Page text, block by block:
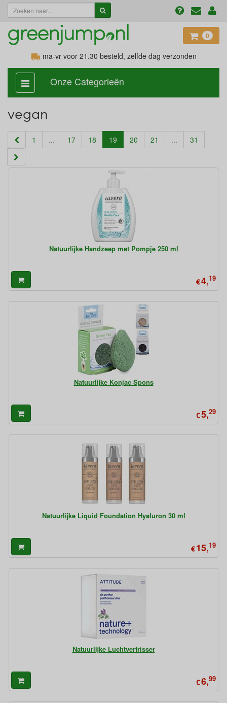
0
ma-vr voor 21.30 besteld, zelfde dag verzonden
categorie
aan,
Onze Categorieën
vegan
1 ... 17 18 19 (current)
20 21 ... 31
Natuurlijke Handzeep met Pompje 250 ml
€4,19
Natuurlijke Konjac Spons
€5,29
Natuurlijke Liquid Foundation Hyaluron 30 ml
€15,19
Natuurlijke Luchtverfrisser
€6,99